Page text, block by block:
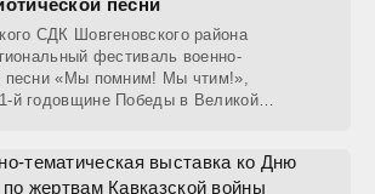
песни
СДК Шовгеновского района
фестиваль военно-
песни «Мы помним! Мы чтим!»,
й годовщине Победы в Великой